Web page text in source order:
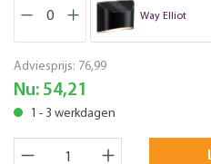
Way Elliot
Adviesprijs: 76,99
Nu: 54,21
1 - 3 werkdagen